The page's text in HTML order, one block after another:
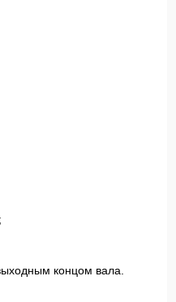
концом вала.